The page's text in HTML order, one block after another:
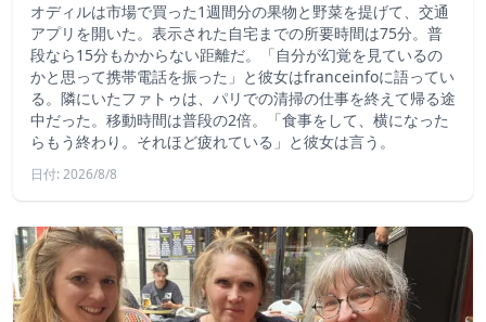
オディルは市場で買った1週間分の果物と野菜を提げて、交通
アプリを開いた。表示された自宅までの所要時間は75分。普
段なら15分もかからない距離だ。「自分が幻覚を見ているの
かと思って携帯電話を振った」と彼女はfranceinfoに語ってい
る。隣にいたファトゥは、パリでの清掃の仕事を終えて帰る途
中だった。移動時間は普段の2倍。「食事をして、横になった
らもう終わり。それほど疲れている」と彼女は言う。
日付: 2026/8/8